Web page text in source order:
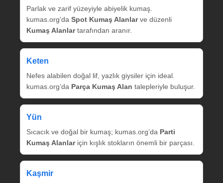
Parlak ve zarif yüzeyiyle abiyelik kumaş.
kumas.org’da Spot Kumaş Alanlarve düzenli
Kumaş Alanlartarafından aranır.
Keten
Nefes alabilen doğal lif, yazlık giysiler için ideal.
kumas.org’da Parça Kumaş Alan talepleriyle buluşur.
Yün
Sıcacık ve doğal bir kumaş; kumas.org’da Parti
Kumaş Alanlariçin kışlık stokların önemli bir parçası.
Kaşmir